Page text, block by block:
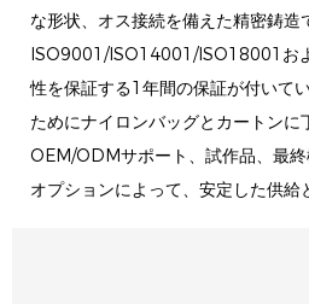
な形状、オス接続を備えた精密鋳造
ISO9001/ISO14001/ISO18001お
性を保証する1年間の保証が付いて
ためにナイロンバッグとカートンに
OEM/ODMサポート、試作品、最
オプションによって、安定した供給